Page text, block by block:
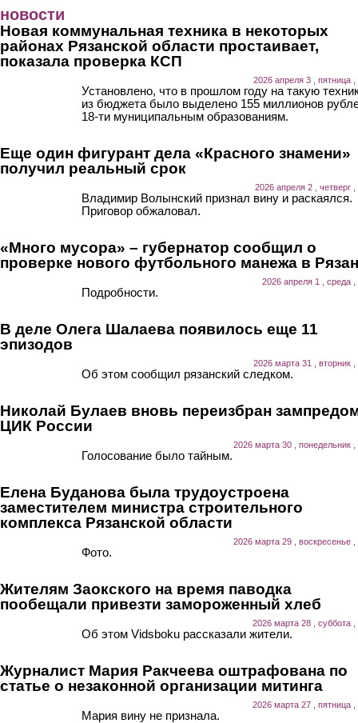
новости
Новая коммунальная техника в некоторых
районах Рязанской области простаивает,
показала проверка КСП
2026 апреля 3 , пятница ,
Установлено, что в прошлом году на такую
из бюджета было выделено 155 миллионов
18-ти муниципальным образованиям.
Еще один фигурант дела «Красного знамени»
получил реальный срок
2026 апреля 2 , четверг ,
Владимир Волынский признал вину и раскаялся.
Приговор обжаловал.
«Много мусора» – губернатор сообщил о
проверке нового футбольного манежа в
2026 апреля 1 , среда ,
Подробности.
В деле Олега Шалаева появилось еще 11
эпизодов
2026 марта 31 , вторник ,
Об этом сообщил рязанский следком.
Николай Булаев вновь переизбран
ЦИК России
2026 марта 30 , понедельник ,
Голосование было тайным.
Елена Буданова была трудоустроена
заместителем министра строительного
комплекса Рязанской области
2026 марта 29 , воскресенье ,
Фото.
Жителям Заокского на время паводка
пообещали привезти замороженный хлеб
2026 марта 28 , суббота ,
Об этом Vidsboku рассказали жители.
Журналист Мария Ракчеева оштрафована по
статье о незаконной организации митинга
2026 марта 27 , пятница ,
Мария вину не признала.